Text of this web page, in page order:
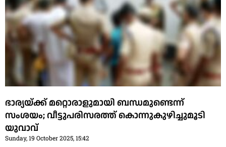
ഭാര്യയ്ക്ക് മറ്റൊരാളുമായി ബന്ധമുണ്ടെന്ന്
സംശയം; വീട്ടുപരിസരത്ത് കൊന്നുകുഴിച്ചുമൂടി
യുവാവ്
Sunday, 19 October 2025, 15:42